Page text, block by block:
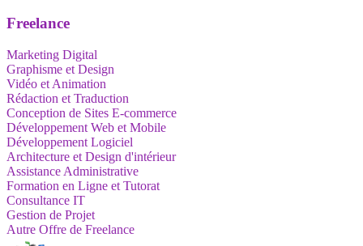
Freelance
Marketing Digital
Graphisme et Design
Vidéo et Animation
Rédaction et Traduction
Conception de Sites E-commerce
Développement Web et Mobile
Développement Logiciel
Architecture et Design d'intérieur
Assistance Administrative
Formation en Ligne et Tutorat
Consultance IT
Gestion de Projet
Autre Offre de Freelance